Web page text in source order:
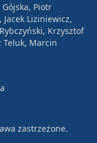
Piotr
Jacek Liziniewicz,
Krzysztof
Teluk, Marcin
zastrzeżone.